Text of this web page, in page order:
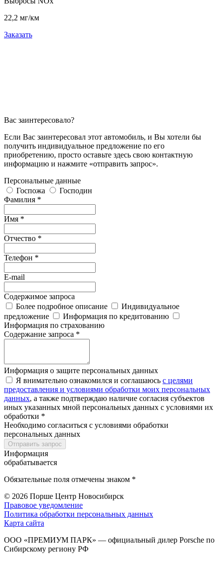
22,2 мг/км
Заказать
Вас заинтересовало?
Если Вас заинтересовал этот автомобиль, и Вы хотели бы
получить индивидуальное предложение по его
приобретению, просто оставьте здесь свою контактную
информацию и нажмите «отправить запрос».
Персональные данные
Госпожа
Господин
Фамилия *
Имя *
Отчество *
Телефон *
E-mail
Содержимое запроса
Более подробное описание
Индивидуальное
предложение
Информация по кредитованию
Информация по страхованию
Содержание запроса *
Информация о защите персональных данных
Я внимательно ознакомился и соглашаюсь с целями
предоставления и условиями обработки моих персональных
данных, а также подтверждаю наличие согласия субъектов
иных указанных мной персональных данных с условиями их
обработки *
Необходимо согласиться с условиями обработки
персональных данных
Отправить запрос
Информация
обрабатывается
Обязательные поля отмечены знаком *
© 2026 Порше Центр Новосибирск
Правовое уведомление
Политика обработки персональных данных
Карта сайта
ООО «ПРЕМИУМ ПАРК» — официальный дилер Porsche по
Сибирскому региону РФ